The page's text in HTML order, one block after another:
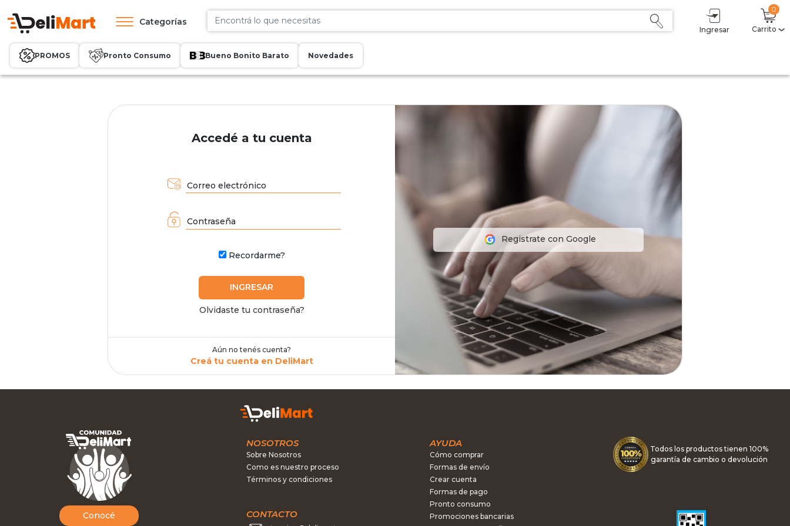
Categorías
Ingresar
0
Carrito
PROMOS Pronto Consumo Bueno Bonito Barato Novedades
Accedé a tu cuenta
Correo electrónico
Contraseña
Recordarme?
INGRESAR
Olvidaste tu contraseña?
Aún no tenés cuenta?
Creá tu cuenta en DeliMart
Registrate con Google
Conocé
NOSOTROS
Sobre Nosotros
Como es nuestro proceso
Términos y condiciones
CONTACTO
AYUDA
Cómo comprar
Formas de envío
Crear cuenta
Formas de pago
Pronto consumo
Promociones bancarias
Todos los productos tienen 100%
garantía de cambio o devolución